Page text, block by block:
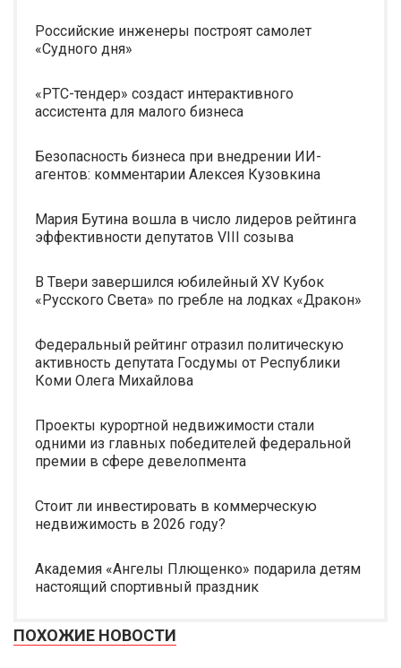
Российские инженеры построят самолет
«Судного дня»
«РТС-тендер» создаст интерактивного
ассистента для малого бизнеса
Безопасность бизнеса при внедрении ИИ-
агентов: комментарии Алексея Кузовкина
Мария Бутина вошла в число лидеров рейтинга
эффективности депутатов VIII созыва
В Твери завершился юбилейный XV Кубок
«Русского Света» по гребле на лодках «Дракон»
Федеральный рейтинг отразил политическую
активность депутата Госдумы от Республики
Коми Олега Михайлова
Проекты курортной недвижимости стали
одними из главных победителей федеральной
премии в сфере девелопмента
Стоит ли инвестировать в коммерческую
недвижимость в 2026 году?
Академия «Ангелы Плющенко» подарила детям
настоящий спортивный праздник
ПОХОЖИЕ НОВОСТИ